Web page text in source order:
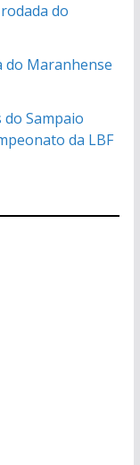
do
do Maranhense
Sampaio
da LBF